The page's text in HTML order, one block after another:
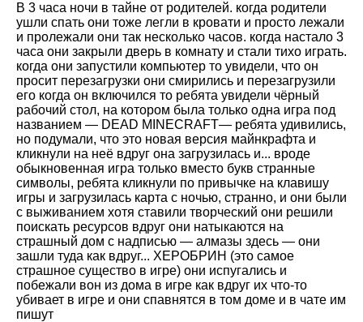
В 3 часа ночи в тайне от родителей. когда родители
ушли спать они тоже легли в кровати и просто лежали
и пролежали они так несколько часов. когда настало 3
часа они закрыли дверь в комнату и стали тихо играть.
когда они запустили компьютер то увидели, что он
просит перезагрузки они смирились и перезагрузили
его когда он включился то ребята увидели чёрный
рабочий стол, на котором была только одна игра под
названием — DEAD MINECRAFT— ребята удивились,
но подумали, что это новая версия майнкрафта и
кликнули на неё вдруг она загрузилась и... вроде
обыкновенная игра только вместо букв странные
символы, ребята кликнули по привычке на клавишу
игры и загрузилась карта с ночью, странно, и они были
с выживанием хотя ставили творческий они решили
поискать ресурсов вдруг они натыкаются на
страшный дом с надписью — алмазы здесь — они
зашли туда как вдруг... ХЕРОБРИН (это самое
страшное существо в игре) они испугались и
побежали вон из дома в игре как вдруг их что-то
убивает в игре и они спавнятся в том доме и в чате им
пишут